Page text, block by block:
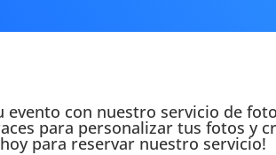
evento con nuestro servicio de
para personalizar tus fotos y
para reservar nuestro servicio!